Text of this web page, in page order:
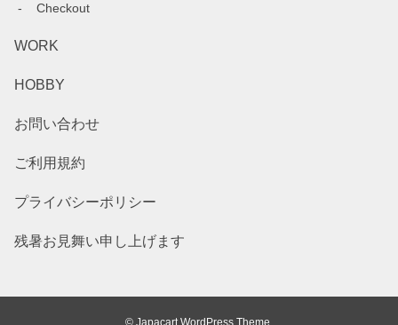
Checkout
WORK
HOBBY
お問い合わせ
ご利用規約
プライバシーポリシー
残暑お見舞い申し上げます
© Japacart WordPress Theme.